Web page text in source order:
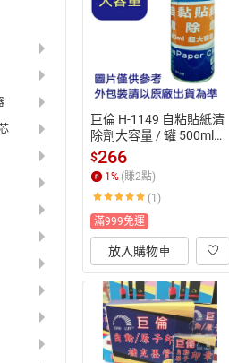
巨倫 H-1149 自粘貼紙清
除劑大容量 / 罐 500ml
【APP滿額下單10%點數
(單一帳號最高1500點)】
8/31止
$266
1% (賺2點)
(1)
滿999免運
放入購物車